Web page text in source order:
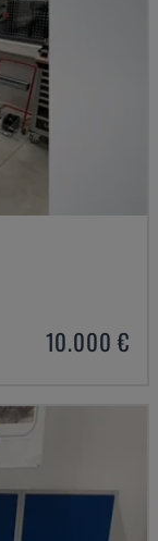
10.000 €